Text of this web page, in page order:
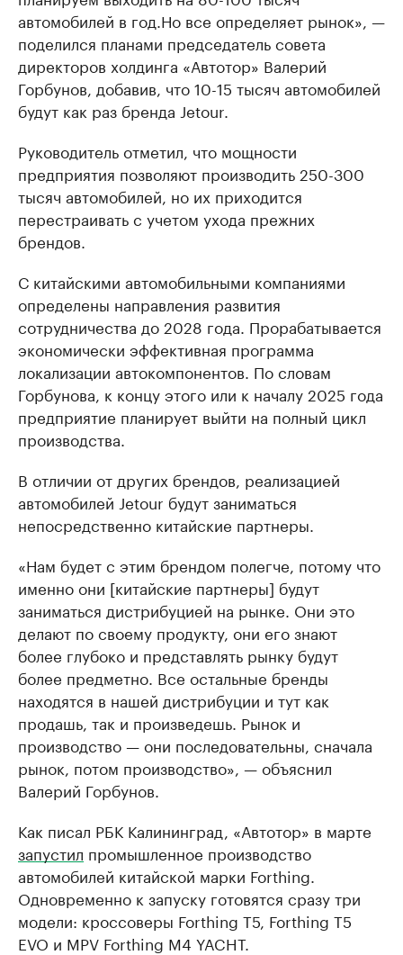
автомобилей в год.Но все определяет рынок», —
поделился планами председатель совета
директоров холдинга «Автотор» Валерий
Горбунов, добавив, что 10-15 тысяч автомобилей
будут как раз бренда Jetour.
Руководитель отметил, что мощности
предприятия позволяют производить 250-300
тысяч автомобилей, но их приходится
перестраивать с учетом ухода прежних
брендов.
С китайскими автомобильными компаниями
определены направления развития
сотрудничества до 2028 года. Прорабатывается
экономически эффективная программа
локализации автокомпонентов. По словам
Горбунова, к концу этого или к началу 2025 года
предприятие планирует выйти на полный цикл
производства.
В отличии от других брендов, реализацией
автомобилей Jetour будут заниматься
непосредственно китайские партнеры.
«Нам будет с этим брендом полегче, потому что
именно они [китайские партнеры] будут
заниматься дистрибуцией на рынке. Они это
делают по своему продукту, они его знают
более глубоко и представлять рынку будут
более предметно. Все остальные бренды
находятся в нашей дистрибуции и тут как
продашь, так и произведешь. Рынок и
производство — они последовательны, сначала
рынок, потом производство», — объяснил
Валерий Горбунов.
Как писал РБК Калининград, «Автотор» в марте
запустил промышленное производство
автомобилей китайской марки Forthing.
Одновременно к запуску готовятся сразу три
модели: кроссоверы Forthing T5, Forthing T5
EVO и MPV Forthing M4 YACHT.